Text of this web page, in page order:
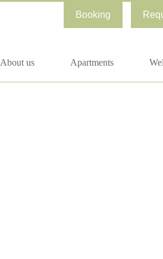
Booking
About us Apartments